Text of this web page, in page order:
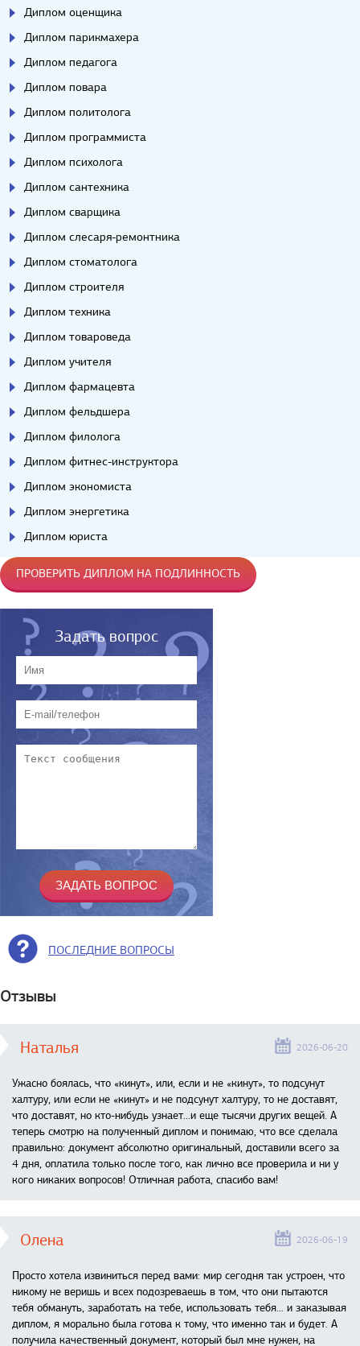
Диплом оценщика
Диплом парикмахера
Диплом педагога
Диплом повара
Диплом политолога
Диплом программиста
Диплом психолога
Диплом сантехника
Диплом сварщика
Диплом слесаря-ремонтника
Диплом стоматолога
Диплом строителя
Диплом техника
Диплом товароведа
Диплом учителя
Диплом фармацевта
Диплом фельдшера
Диплом филолога
Диплом фитнес-инструктора
Диплом экономиста
Диплом энергетика
Диплом юриста
ПРОВЕРИТЬ ДИПЛОМ НА ПОДЛИННОСТЬ
Задать вопрос
ПОСЛЕДНИЕ ВОПРОСЫ
Отзывы
Наталья 2026-06-20
Ужасно боялась, что «кинут», или, если и не «кинут», то подсунут
халтуру, или если не «кинут» и не подсунут халтуру, то не доставят,
что доставят, но кто-нибудь узнает...и еще тысячи других вещей. А
теперь смотрю на полученный диплом и понимаю, что все сделала
правильно: документ абсолютно оригинальный, доставили всего за
4 дня, оплатила только после того, как лично все проверила и ни у
кого никаких вопросов! Отличная работа, спасибо вам!
Олена 2026-06-19
Просто хотела извиниться перед вами: мир сегодня так устроен, что
никому не веришь и всех подозреваешь в том, что они пытаются
тебя обмануть, заработать на тебе, использовать тебя... и заказывая
диплом, я морально была готова к тому, что именно так и будет. А
получила качественный документ, который был мне нужен, на